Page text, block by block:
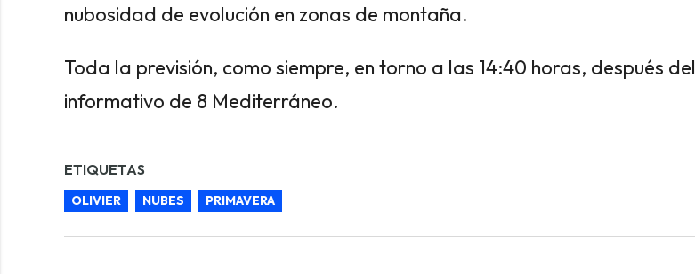
nubosidad de evolución en zonas de montaña.
Toda la previsión, como siempre, en torno a las 14:40 horas, después del
informativo de 8 Mediterráneo.
ETIQUETAS
OLIVIER NUBES PRIMAVERA